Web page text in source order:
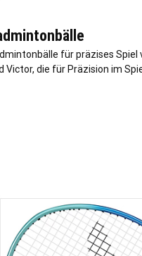
für präzises Spiel
Victor, die für Präzision im